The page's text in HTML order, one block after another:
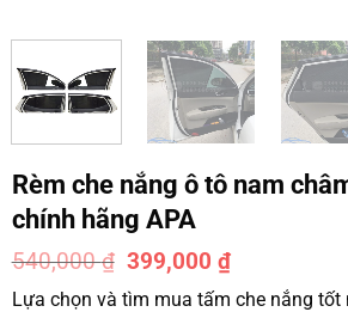
Rèm che nắng ô tô nam
chính hãng APA
540,000₫ 399,000₫
Lựa chọn và tìm mua tấm che nắng tốt